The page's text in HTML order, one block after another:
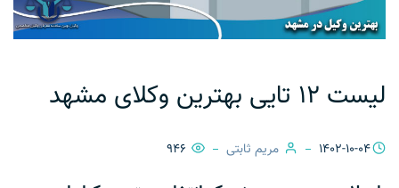
لیست 12 تایی بهترین وکلای مشهد
1402-10-04 مریم ثابتی